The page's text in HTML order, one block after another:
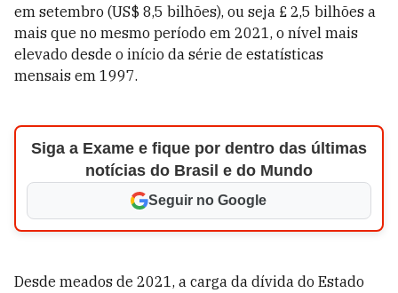
em setembro (US$ 8,5 bilhões), ou seja £ 2,5 bilhões a
mais que no mesmo período em 2021, o nível mais
elevado desde o início da série de estatísticas
mensais em 1997.
Siga a Exame e fique por dentro das últimas
notícias do Brasil e do Mundo
Seguir no Google
Desde meados de 2021, a carga da dívida do Estado